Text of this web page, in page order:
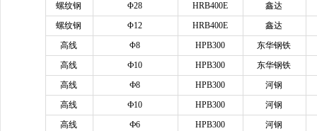
螺纹钢
Φ28 HRB400E
鑫达
螺纹钢
Φ12 HRB400E
鑫达
高线
Φ8 HPB300
东华钢铁
高线
Ф10 HPB300
东华钢铁
高线
Ф8 HPB300
河钢
高线
Ф10 HPB300
河钢
高线
Ф6 HPB300
河钢